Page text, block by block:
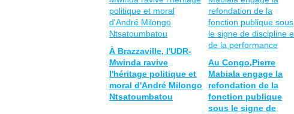
À Brazzaville, l'UDR-
Mwinda ravive
l'héritage politique et
moral d'André Milongo
Ntsatoumbatou
Au Congo,Pierre
Mabiala engage la
refondation de la
fonction publique
sous le signe de